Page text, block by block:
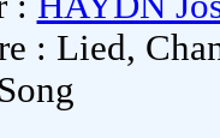
: Lied,